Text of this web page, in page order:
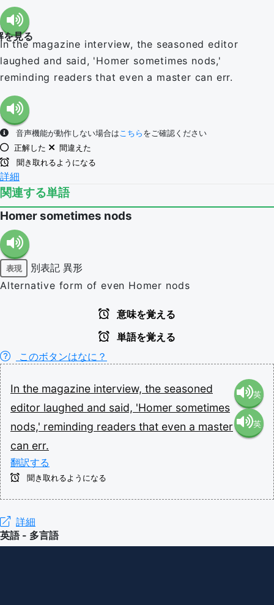
を見る
In the magazine interview, the seasoned editor
laughed and said, 'Homer sometimes nods,'
reminding readers that even a master can err.
音声機能が動作しない場合はこちら をご確認ください
正解した
間違えた
聞き取れるようになる
詳細
関連する単語
Homer sometimes nods
表現 別表記 異形
Alternative form of even Homer nods
意味を覚える
単語を覚える
このボタンはなに？
In the magazine interview, the seasoned
editor laughed and said, 'Homer sometimes
nods,' reminding readers that even a master
can err.
翻訳する
英
語（米
英
聞き取れるようになる
詳細
英語 - 多言語